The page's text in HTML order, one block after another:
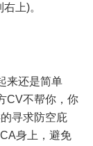
上)。
来还是简单
CV不帮你，你
寻求防空庇
身上，避免